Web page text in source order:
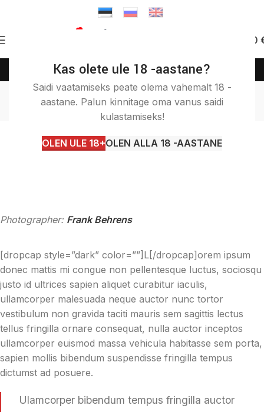
Kas olete ule 18 -aastane?
Saidi vaatamiseks peate olema vahemalt 18 -
aastane. Palun kinnitage oma vanus saidi
kulastamiseks!
OLEN ULE 18+OLEN ALLA 18 -AASTANE
0.00
(+372) 58 58 50 46info@itashop.ee
Blog
Avaleht Architecture
Consectetur aliquet
Photographer: Frank Behrens
[dropcap style=”dark” color=””]L[/dropcap]orem ipsum
donec mattis mi congue non pellentesque luctus, sociosqu
justo id ultrices sapien aliquet curabitur iaculis,
ullamcorper malesuada neque auctor nunc tortor
vestibulum non gravida taciti mauris sem sagittis lectus
tellus fringilla ornare consequat, nulla auctor inceptos
ullamcorper euismod massa vehicula habitasse sem porta,
sapien mollis bibendum suspendisse fringilla tempus
dictumst ad posuere.
Ulamcorper bibendum tempus fringilla auctor